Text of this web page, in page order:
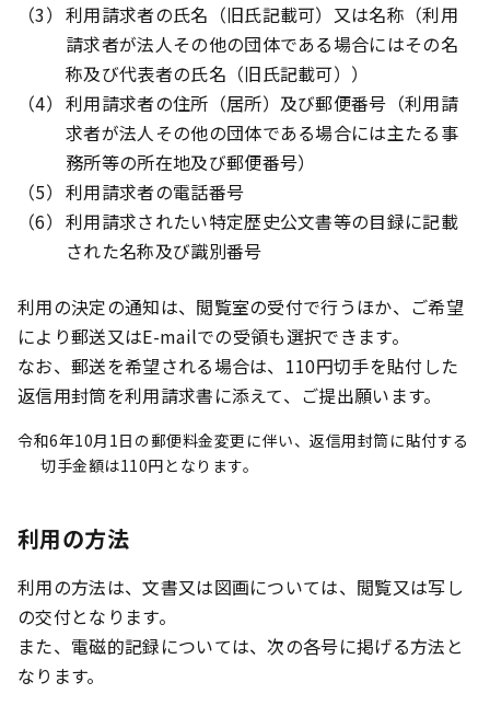
利用請求者の氏名（旧氏記載可）又は名称（利用
請求者が法人その他の団体である場合にはその名
称及び代表者の氏名（旧氏記載可））
利用請求者の住所（居所）及び郵便番号（利用請
求者が法人その他の団体である場合には主たる事
務所等の所在地及び郵便番号）
利用請求者の電話番号
利用請求されたい特定歴史公文書等の目録に記載
された名称及び識別番号
利用の決定の通知は、閲覧室の受付で行うほか、ご希望
により郵送又はE-mailでの受領も選択できます。
なお、郵送を希望される場合は、110円切手を貼付した
返信用封筒を利用請求書に添えて、ご提出願います。
令和6年10月1日の郵便料金変更に伴い、返信用封筒に貼付する
切手金額は110円となります。
利用の方法
利用の方法は、文書又は図画については、閲覧又は写し
の交付となります。
また、電磁的記録については、次の各号に掲げる方法と
なります。